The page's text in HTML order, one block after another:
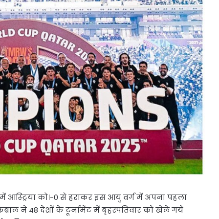
को।-0 से हराकर इस आयु वर्ग में अपना पहला
ने 48 देशों के टूर्नामेंट में बृहस्पतिवार को खेले गये
सरकार
भेदभाव
UBT
में
बड़ा
भूचाल,
6
सांसदों
ने
छोड़ा
साथ,
इस
पार्टी
में
हुए
शामिल!
जून 17, 2026
शिवसेना UBT में बड़ा भूचाल, 6 सांसदों ने
छोड़ा साथ, इस पार्टी में हुए शामिल!